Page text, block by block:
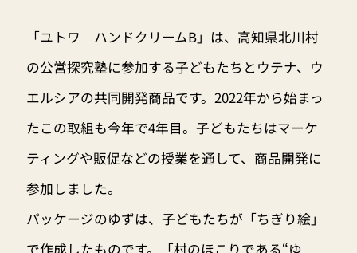
「ユトワ ハンドクリームB」は、高知県北川村
の公営探究塾に参加する子どもたちとウテナ、ウ
エルシアの共同開発商品です。2022年から始まっ
たこの取組も今年で4年目。子どもたちはマーケ
ティングや販促などの授業を通して、商品開発に
参加しました。
パッケージのゆずは、子どもたちが「ちぎり絵」